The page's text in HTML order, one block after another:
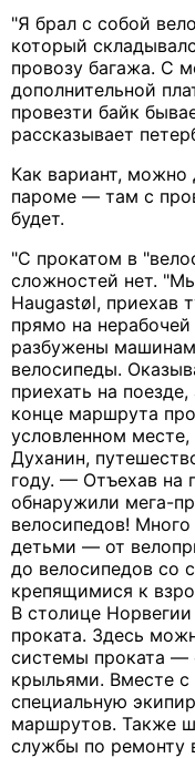
"Я брал с собой
который
провозу багажа. С
дополнительной
провезти байк
рассказывает
Как вариант, можно
пароме — там с
будет.
"С прокатом в
сложностей нет.
Haugastøl, приехав
прямо на
разбужены
велосипеды.
приехать на
конце маршрута
условленном
Духанин,
году. — Отъехав на
обнаружили мега-
велосипедов!
детьми — от
до велосипедов со
крепящимися к
В столице
проката. Здесь
системы проката —
крыльями. Вместе
специальную
маршрутов. Также
службы по ремонту